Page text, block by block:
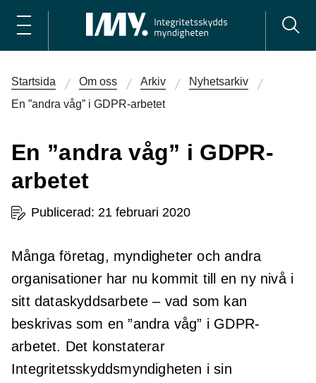
Startsida Om oss Arkiv
Nyhetsarkiv
En ”andra våg” i GDPR-arbetet
En ”andra våg” i GDPR-
arbetet
Publicerad: 21 februari 2020
Många företag, myndigheter och andra
organisationer har nu kommit till en ny nivå i
sitt dataskyddsarbete – vad som kan
beskrivas som en ”andra våg” i GDPR-
arbetet. Det konstaterar
Integritetsskyddsmyndigheten i sin